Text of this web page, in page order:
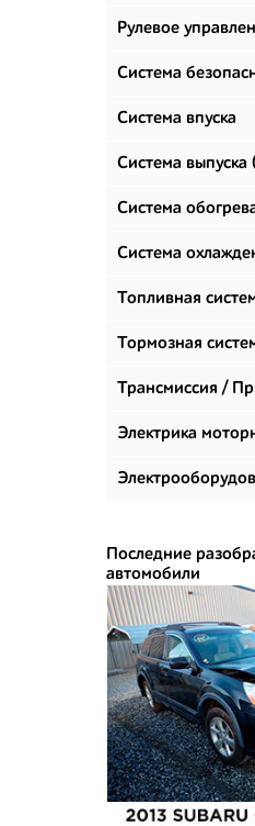
Рулевое
Система
Система впуска
Система выпуска
Система
климатизации
Система
Топливная
Тормозная
Трансмиссия /
Электрика
Последние
автомобили